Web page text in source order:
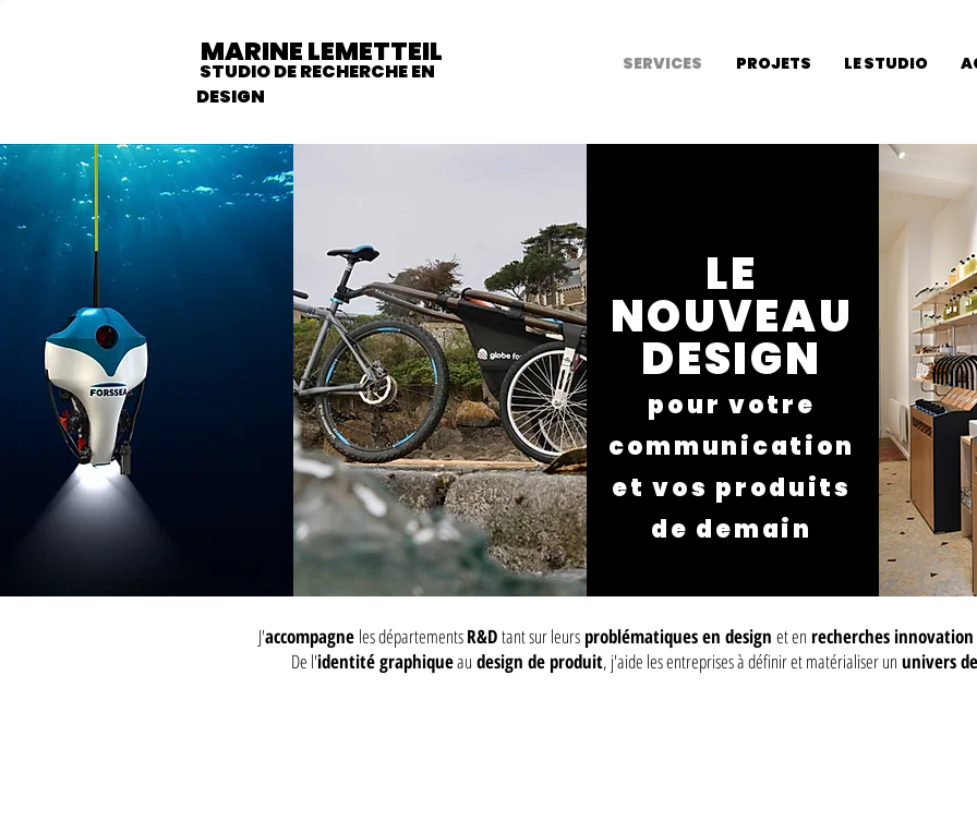
MARINE LEMETTEIL
STUDIO DE RECHERCHE EN
DESIGN
SERVICES PROJETS LE STUDIO
LE
NOUVEAU
DESIGN
pour votre
communication
et vos produits
de demain
J'accompagne les départementsR&Dtant sur leurs problématiques en design et en recherches innovation
De l'identité graphiqueau design de produit, j'aide les entreprises à définir et matérialiser un univers